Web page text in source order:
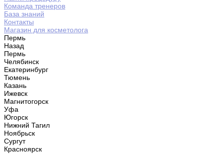
Команда тренеров
База знаний
Контакты
Магазин для косметолога
Пермь
Назад
Пермь
Челябинск
Екатеринбург
Тюмень
Казань
Ижевск
Магнитогорск
Уфа
Югорск
Нижний Тагил
Ноябрьск
Сургут
Красноярск